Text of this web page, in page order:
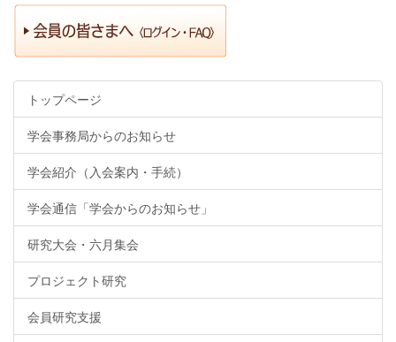
トップページ
学会事務局からのお知らせ
学会紹介（入会案内・手続）
学会通信「学会からのお知らせ」
研究大会・六月集会
プロジェクト研究
会員研究支援